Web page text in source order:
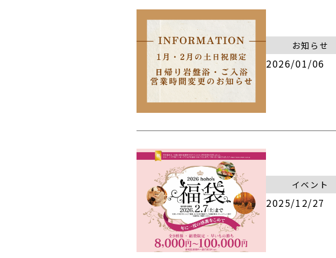
お知らせ
2026/01/06
イベント
2025/12/27